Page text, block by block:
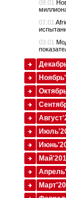
09.01
07.01
03.01